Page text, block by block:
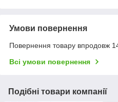
Умови повернення
Повернення товару впродовж
Всі умови повернення
Подібні товари компанії